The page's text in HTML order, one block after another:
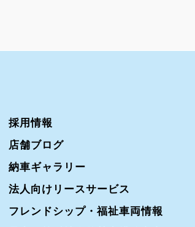
採用情報
店舗ブログ
納車ギャラリー
法人向けリースサービス
フレンドシップ・福祉車両情報